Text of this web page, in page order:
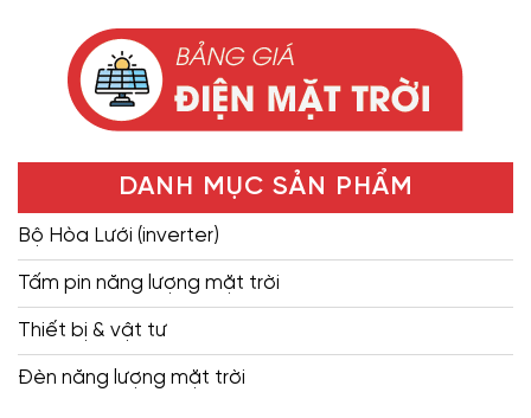
DANH MỤC SẢN PHẨM
Bộ Hòa Lưới (inverter)
Tấm pin năng lượng mặt trời
Thiết bị & vật tư
Đèn năng lượng mặt trời